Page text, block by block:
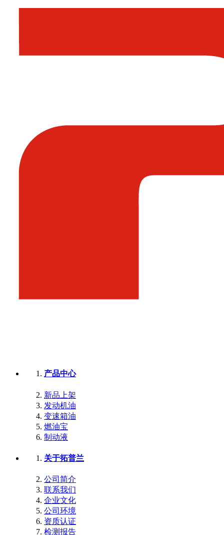
产品中心
新品上架
发动机油
变速箱油
燃油宝
制动液
关于拓普兰
公司简介
联系我们
企业文化
公司环境
资质认证
检测报告